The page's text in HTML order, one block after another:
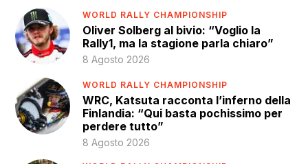
WORLD RALLY CHAMPIONSHIP
Oliver Solberg al bivio: “Voglio la
Rally1, ma la stagione parla chiaro”
8 Agosto 2026
WORLD RALLY CHAMPIONSHIP
WRC, Katsuta racconta l’inferno della
Finlandia: “Qui basta pochissimo per
perdere tutto”
8 Agosto 2026